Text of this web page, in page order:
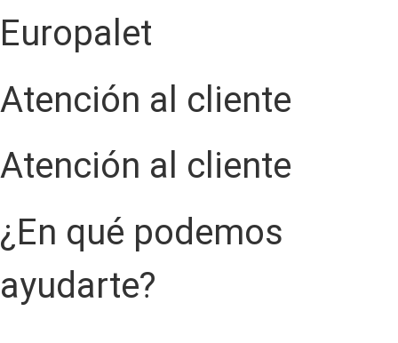
Europalet
Atención al cliente
Atención al cliente
¿En qué podemos
ayudarte?